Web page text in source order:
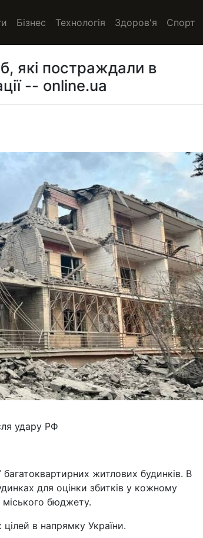
Бізнес Технологія Здоров'я Спорт
які постраждали в
-- online.ua
удару РФ
житлових будинків. В
для оцінки збитків у кожному
бюджету.
в напрямку України.